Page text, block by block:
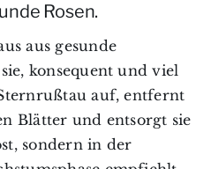
Rosen.
aus gesunde
konsequent und viel
auf, entfernt
Blätter und entsorgt sie
sondern in der